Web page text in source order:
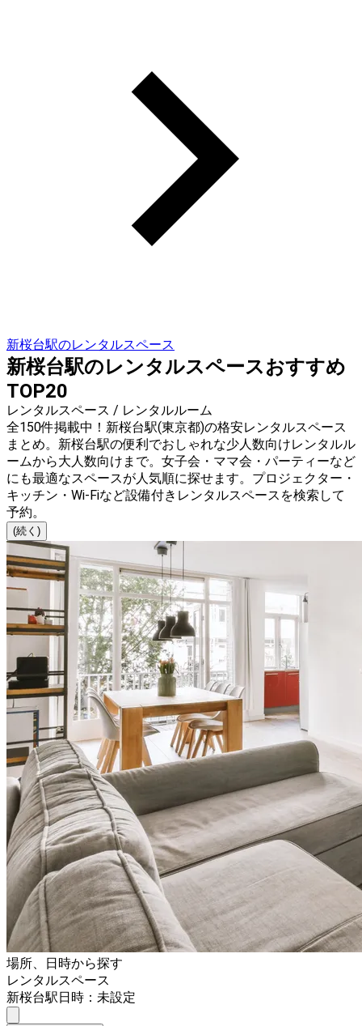
新桜台駅のレンタルスペース
新桜台駅のレンタルスペースおすすめ
TOP20
レンタルスペース / レンタルルーム
全150件掲載中！新桜台駅(東京都)の格安レンタルスペース
まとめ。新桜台駅の便利でおしゃれな少人数向けレンタルル
ームから大人数向けまで。女子会・ママ会・パーティーなど
にも最適なスペースが人気順に探せます。プロジェクター・
キッチン・Wi-Fiなど設備付きレンタルスペースを検索して
予約。
(続く)
場所、日時から探す
レンタルスペース
新桜台駅日時：未設定